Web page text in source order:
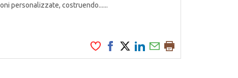
personalizzate, costruendo......